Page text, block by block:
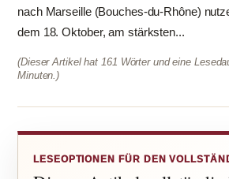
nach Marseille (Bouches-du-Rhône)
dem 18. Oktober, am stärksten...
(Dieser Artikel hat 161 Wörter und eine
Minuten.)
LESEOPTIONEN FÜR DEN